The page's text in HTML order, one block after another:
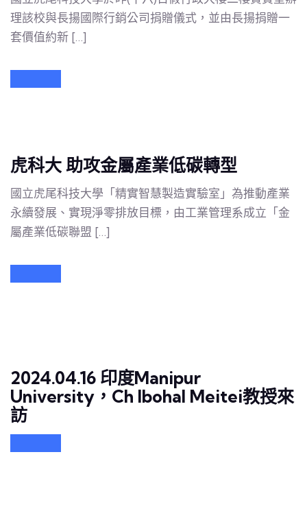
理該校與長揚國際行銷公司捐贈儀式，並由長揚捐贈一
套價值約新 […]
虎科大 助攻金屬產業低碳轉型
國立虎尾科技大學「精實智慧製造實驗室」為推動產業
永續發展、實現淨零排放目標，由工業管理系成立「金
屬產業低碳聯盟 […]
2024.04.16 印度Manipur
University，Ch Ibohal Meitei教授來
訪